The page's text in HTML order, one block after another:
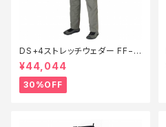
DS+4ストレッチウェダー FF−0
00V 灰 ML【特価装備】【30】
¥44,044
30%OFF